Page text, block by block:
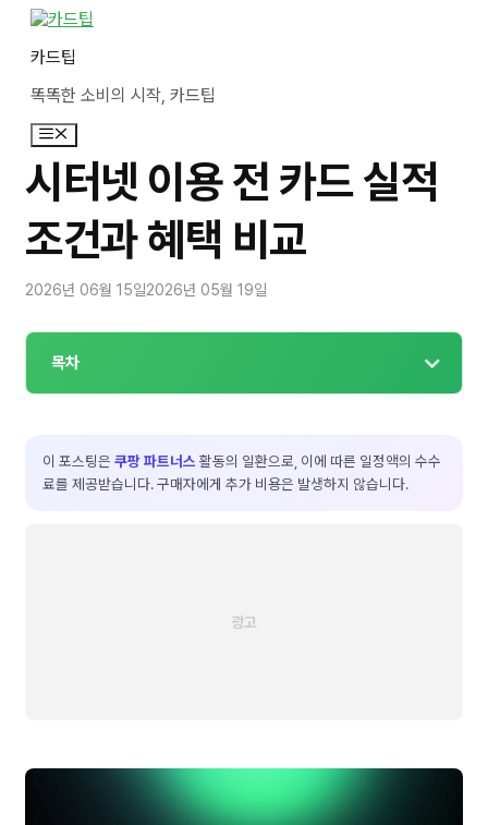
카드팁
똑똑한 소비의 시작, 카드팁
메
뉴
시터넷 이용 전 카드 실적
조건과 혜택 비교
2026년 06월 15일2026년 05월 19일
목차
이 포스팅은 쿠팡 파트너스 활동의 일환으로, 이에 따른 일정액의 수수
료를 제공받습니다. 구매자에게 추가 비용은 발생하지 않습니다.